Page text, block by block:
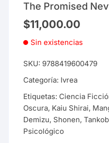
The Promised
$11,000.00
Sin existencias
SKU: 9788419600479
Categoría: Ivrea
Etiquetas: Ciencia
Oscura, Kaiu Shirai,
Demizu, Shonen,
Psicológico